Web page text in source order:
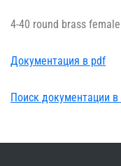
4-40 round brass
Документация в pdf
Поиск документации в